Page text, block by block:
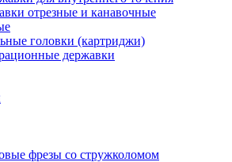
отрезные и канавочные
головки (картриджи)
державки
фрезы со стружколомом